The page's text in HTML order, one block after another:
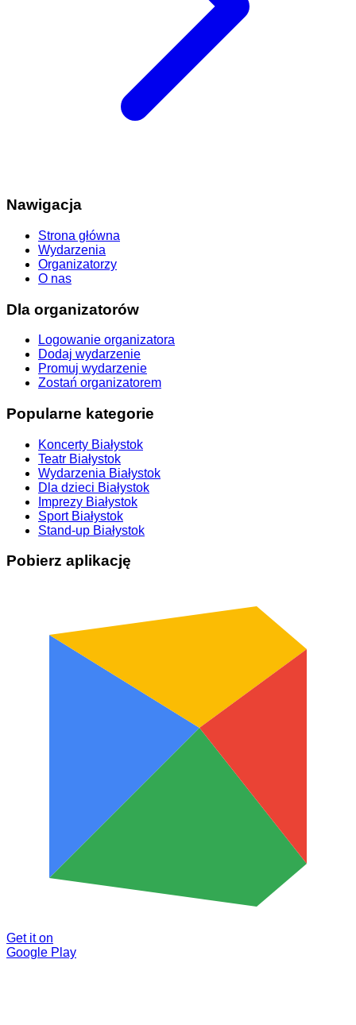
Nawigacja
Strona główna
Wydarzenia
Organizatorzy
O nas
Dla organizatorów
Logowanie organizatora
Dodaj wydarzenie
Promuj wydarzenie
Zostań organizatorem
Popularne kategorie
Koncerty Białystok
Teatr Białystok
Wydarzenia Białystok
Dla dzieci Białystok
Imprezy Białystok
Sport Białystok
Stand-up Białystok
Pobierz aplikację
Get it on
Google Play